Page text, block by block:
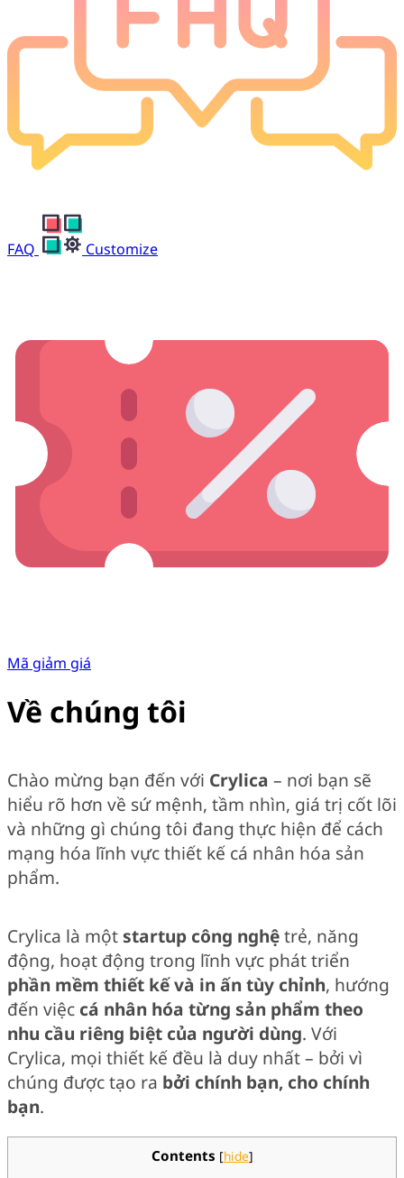
FAQ Customize
Mã giảm giá
Về chúng tôi
Chào mừng bạn đến với Crylica – nơi bạn sẽ
hiểu rõ hơn về sứ mệnh, tầm nhìn, giá trị cốt lõi
và những gì chúng tôi đang thực hiện để cách
mạng hóa lĩnh vực thiết kế cá nhân hóa sản
phẩm.
Crylica là một startup công nghệtrẻ, năng
động, hoạt động trong lĩnh vực phát triển
phần mềm thiết kế và in ấn tùy chỉnh, hướng
đến việc cá nhân hóa từng sản phẩm theo
nhu cầu riêng biệt của người dùng. Với
Crylica, mọi thiết kế đều là duy nhất – bởi vì
chúng được tạo ra bởi chính bạn, cho chính
bạn.
Contents [hide]